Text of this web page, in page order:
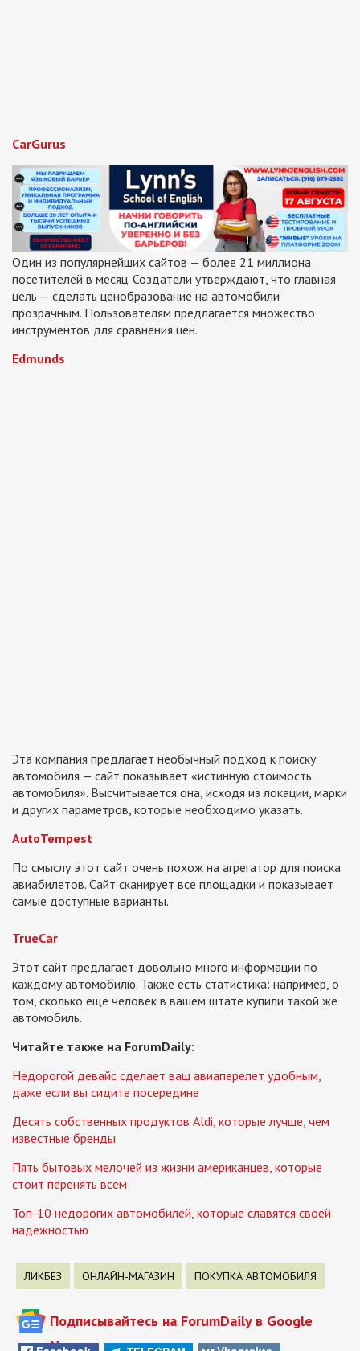
CarGurus
Один из популярнейших сайтов — более 21 миллиона
посетителей в месяц. Создатели утверждают, что главная
цель — сделать ценобразование на автомобили
прозрачным. Пользователям предлагается множество
инструментов для сравнения цен.
Edmunds
Эта компания предлагает необычный подход к поиску
автомобиля — сайт показывает «истинную стоимость
автомобиля». Высчитывается она, исходя из локации, марки
и других параметров, которые необходимо указать.
AutoTempest
По смыслу этот сайт очень похож на агрегатор для поиска
авиабилетов. Сайт сканирует все площадки и показывает
самые доступные варианты.
TrueCar
Этот сайт предлагает довольно много информации по
каждому автомобилю. Также есть статистика: например, о
том, сколько еще человек в вашем штате купили такой же
автомобиль.
Читайте также на ForumDaily:
Недорогой девайс сделает ваш авиаперелет удобным,
даже если вы сидите посередине
Десять собственных продуктов Aldi, которые лучше, чем
известные бренды
Пять бытовых мелочей из жизни американцев, которые
стоит перенять всем
Топ-10 недорогих автомобилей, которые славятся своей
надежностью
ЛИКБЕЗ ОНЛАЙН-МАГАЗИН ПОКУПКА АВТОМОБИЛЯ
Подписывайтесь на ForumDaily в Google
News